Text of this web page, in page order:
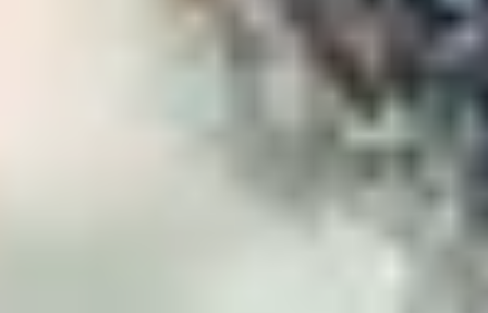
Weingüter & Weinprobe Margaux